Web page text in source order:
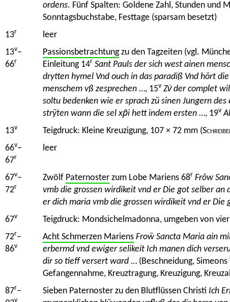
ordens. Fünf Spalten: Goldene Zahl, Stunden und
Sonntagsbuchstabe, Festtage (sparsam besetzt)
13r
leer
13v–
66r
Passionsbetrachtungzu den Tagzeiten (vgl.
Einleitung 14r Sant Pauls der sich west ainen
drytten hymel Vnd ouch in das paradiß Vnd hört
menschem vß zesprechen…, 15v Zv̈ der complet
soltu bedenken wie er sprach zü sinen Jungern des
strÿten wann die sel xp̄i hett indem ersten…, 19v
13v Teigdruck: Kleine Kreuzigung, 107 × 72 mm (
66v–
67r
leer
67v–
72r
Zwölf Paternosterzum Lobe Mariens 68r Frôw
vmb die grossen wirdikeit vnd er Die got selber an
er dich maria vmb die grossen wirdikeit vnd er Die
67v Teigdruck: Mondsichelmadonna, umgeben von
72r–
86v
Acht Schmerzen Mariens Froẅ Sancta Maria ain
erbermd vnd ewiger selikeit Ich manen dich
dir so tieff versert ward… (Beschneidung, Simeons
Gefangennahme, Kreuztragung, Kreuzigung,
87r–
v
Sieben Paternoster zu den Blutflüssen Christi Ich